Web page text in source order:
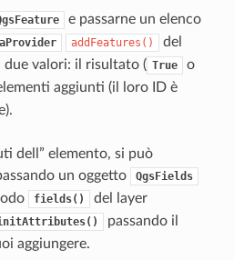
e passarne un elenco
addFeatures()
del
due valori: il risultato ( True o
aggiunti (il loro ID è
dell” elemento, si può
un oggetto
QgsFields
fields()
del layer
passando il
aggiungere.